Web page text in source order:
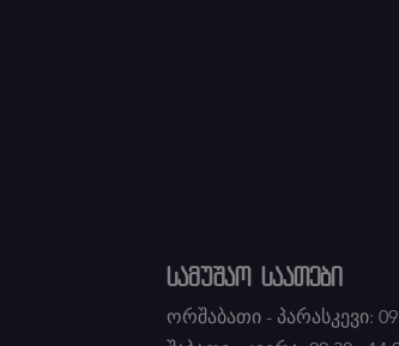
სამუშაო საათები
ორშაბათი - პარასკევი: